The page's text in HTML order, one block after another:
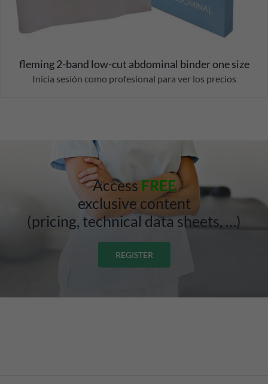
fleming 2-band low-cut abdominal binder one size
Inicia sesión como profesional para ver los precios
AccessFREE
exclusive content
(pricing, technical data sheets, …)
REGISTER